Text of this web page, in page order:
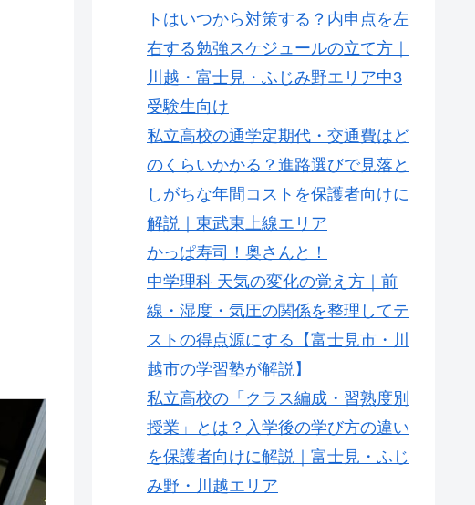
トはいつから対策する？内申点を左
右する勉強スケジュールの立て方｜
川越・富士見・ふじみ野エリア中3
受験生向け
私立高校の通学定期代・交通費はど
のくらいかかる？進路選びで見落と
しがちな年間コストを保護者向けに
解説｜東武東上線エリア
かっぱ寿司！奥さんと！
中学理科 天気の変化の覚え方｜前
線・湿度・気圧の関係を整理してテ
ストの得点源にする【富士見市・川
越市の学習塾が解説】
私立高校の「クラス編成・習熟度別
授業」とは？入学後の学び方の違い
を保護者向けに解説｜富士見・ふじ
み野・川越エリア